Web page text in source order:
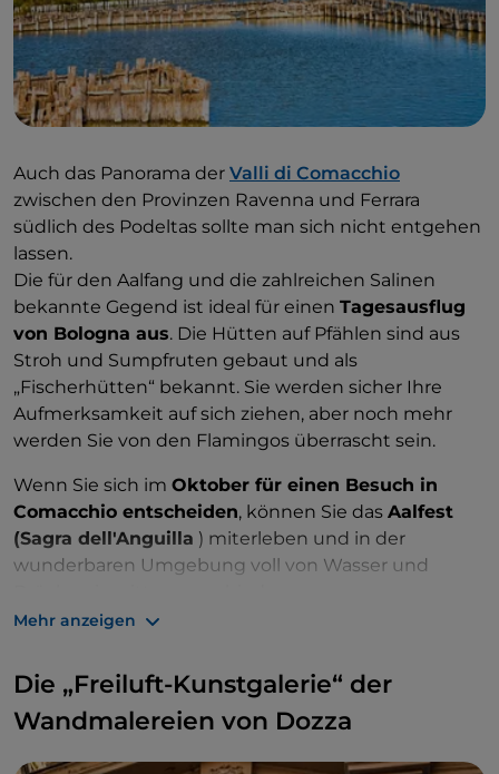
Auch das Panorama der Valli di Comacchio
zwischen den Provinzen Ravenna und Ferrara
südlich des Podeltas sollte man sich nicht entgehen
lassen.
Die für den Aalfang und die zahlreichen Salinen
bekannte Gegend ist ideal für einen Tagesausflug
von Bologna aus. Die Hütten auf Pfählen sind aus
Stroh und Sumpfruten gebaut und als
„Fischerhütten“ bekannt. Sie werden sicher Ihre
Aufmerksamkeit auf sich ziehen, aber noch mehr
werden Sie von den Flamingos überrascht sein.
Wenn Sie sich im Oktober für einen Besuch in
Comacchio entscheiden, können Sie das Aalfest
(Sagra dell'Anguilla ) miterleben und in der
wunderbaren Umgebung voll von Wasser und
Straßenaufführungen köstliche Fischgerichte
Mehr anzeigen
Die „Freiluft-Kunstgalerie“ der
Wandmalereien von Dozza